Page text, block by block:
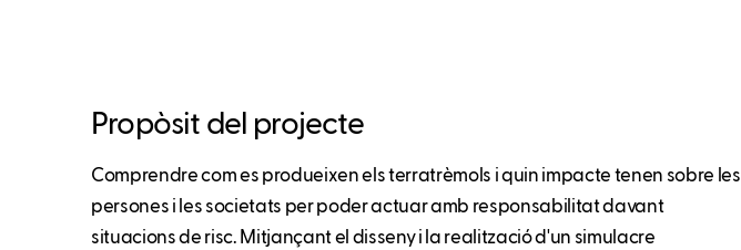
Propòsit del projecte
Comprendre com es produeixen els terratrèmols i quin impacte tenen sobre les
persones i les societats per poder actuar amb responsabilitat davant
situacions de risc. Mitjançant el disseny i la realització d'un simulacre